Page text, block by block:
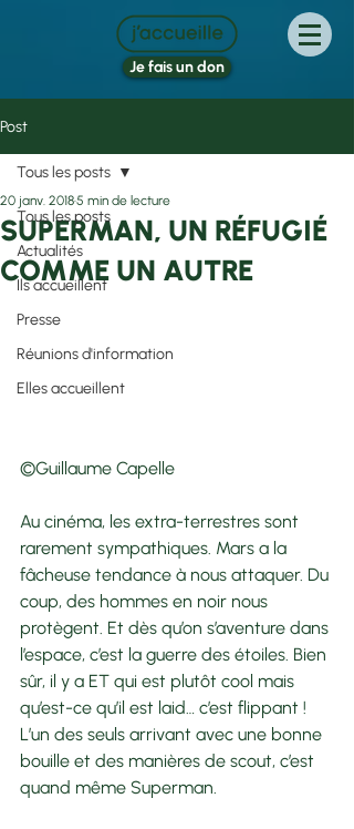
Je fais un don
Post
Tous les posts
Actualités
Ils accueillent
Presse
Réunions d'information
Elles accueillent
Tous les posts
SUPERMAN, UN RÉFUGIÉ
COMME UN AUTRE
20 janv. 20185 min de lecture
©Guillaume Capelle
Au cinéma, les extra-terrestres sont
rarement sympathiques. Mars a la
fâcheuse tendance à nous attaquer. Du
coup, des hommes en noir nous
protègent. Et dès qu’on s’aventure dans
l’espace, c’est la guerre des étoiles. Bien
sûr, il y a ET qui est plutôt cool mais
qu’est-ce qu’il est laid… c’est flippant !
L’un des seuls arrivant avec une bonne
bouille et des manières de scout, c’est
quand même Superman.